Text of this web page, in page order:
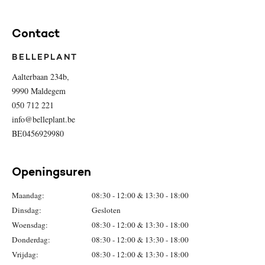
Contact
BELLEPLANT
Aalterbaan 234b,
9990 Maldegem
050 712 221
info@belleplant.be
BE0456929980
Openingsuren
Maandag:
08:30 - 12:00 & 13:30 - 18:00
Dinsdag:
Gesloten
Woensdag:
08:30 - 12:00 & 13:30 - 18:00
Donderdag:
08:30 - 12:00 & 13:30 - 18:00
Vrijdag:
08:30 - 12:00 & 13:30 - 18:00